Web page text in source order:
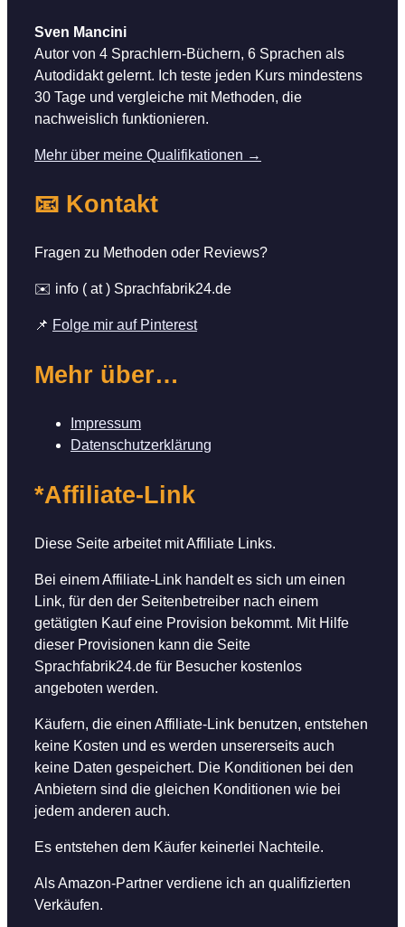
Sven Mancini
Autor von 4 Sprachlern-Büchern, 6 Sprachen als
Autodidakt gelernt. Ich teste jeden Kurs mindestens
30 Tage und vergleiche mit Methoden, die
nachweislich funktionieren.
Mehr über meine Qualifikationen →
📧 Kontakt
Fragen zu Methoden oder Reviews?
✉️ info ( at ) Sprachfabrik24.de
📌 Folge mir auf Pinterest
Mehr über…
Impressum
Datenschutzerklärung
*Affiliate-Link
Diese Seite arbeitet mit Affiliate Links.
Bei einem Affiliate-Link handelt es sich um einen
Link, für den der Seitenbetreiber nach einem
getätigten Kauf eine Provision bekommt. Mit Hilfe
dieser Provisionen kann die Seite
Sprachfabrik24.de für Besucher kostenlos
angeboten werden.
Käufern, die einen Affiliate-Link benutzen, entstehen
keine Kosten und es werden unsererseits auch
keine Daten gespeichert. Die Konditionen bei den
Anbietern sind die gleichen Konditionen wie bei
jedem anderen auch.
Es entstehen dem Käufer keinerlei Nachteile.
Als Amazon-Partner verdiene ich an qualifizierten
Verkäufen.